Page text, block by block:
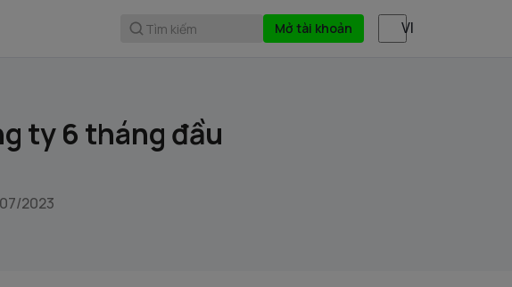
Tìm kiếm Mở tài khoản
ty 6 tháng đầu
2023